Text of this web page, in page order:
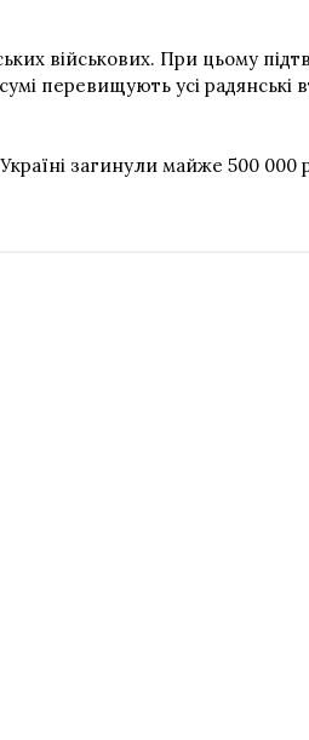
військових. При цьому
перевищують усі радянські
загинули майже 500 000